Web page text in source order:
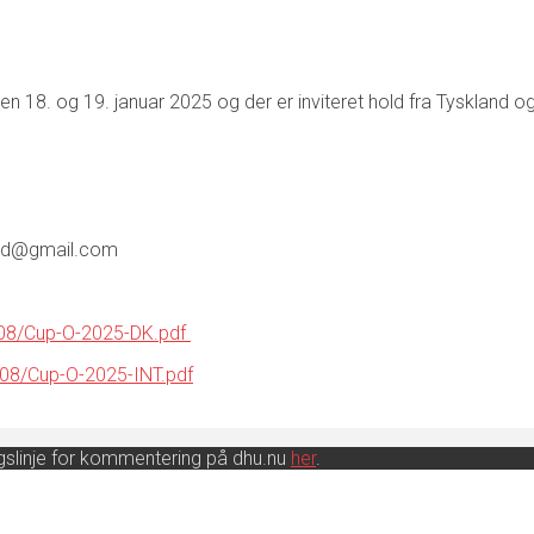
18. og 19. januar 2025 og der er inviteret hold fra Tyskland
Cup-O-2025-DK.pdf
Cup-O-2025-INT.pdf
for kommentering på dhu.nu her.